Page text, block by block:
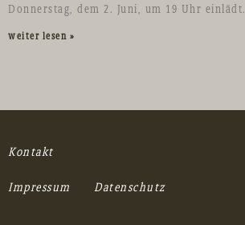
Donnerstag, dem 2. Juni, um 19 Uhr einlädt.
weiter lesen »
Kontakt
Impressum Datenschutz